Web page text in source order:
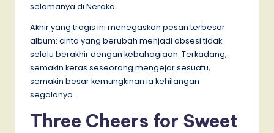
selamanya di Neraka.
Akhir yang tragis ini menegaskan pesan terbesar
album: cinta yang berubah menjadi obsesi tidak
selalu berakhir dengan kebahagiaan. Terkadang,
semakin keras seseorang mengejar sesuatu,
semakin besar kemungkinan ia kehilangan
segalanya.
Three Cheers for Sweet